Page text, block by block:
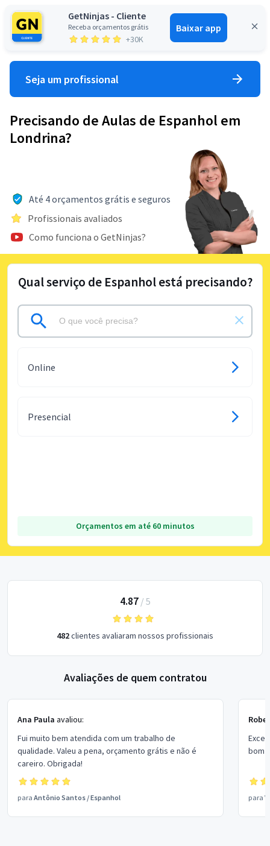
GetNinjas - Cliente
Receba orçamentos grátis
+30K
Baixar app
Entrar
Seja um profissional
Precisando de Aulas de Espanhol em
Londrina?
Até 4 orçamentos grátis e seguros
Profissionais avaliados
Como funciona o GetNinjas?
Qual serviço de Espanhol está precisando?
Online
Presencial
Orçamentos em até 60 minutos
4.87/ 5
482clientes avaliaram nossos profissionais
Avaliações de quem contratou
Ana Paula avaliou:
Fui muito bem atendida com um trabalho de
qualidade. Valeu a pena, orçamento grátis e não é
careiro. Obrigada!
para Antônio Santos /Espanhol
bom
para